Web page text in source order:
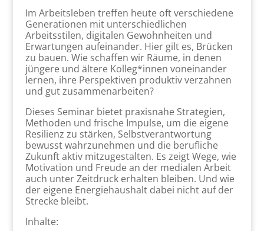
Im Arbeitsleben treffen heute oft verschiedene
Generationen mit unterschiedlichen
Arbeitsstilen, digitalen Gewohnheiten und
Erwartungen aufeinander. Hier gilt es, Brücken
zu bauen. Wie schaffen wir Räume, in denen
jüngere und ältere Kolleg*innen voneinander
lernen, ihre Perspektiven produktiv verzahnen
und gut zusammenarbeiten?
Dieses Seminar bietet praxisnahe Strategien,
Methoden und frische Impulse, um die eigene
Resilienz zu stärken, Selbstverantwortung
bewusst wahrzunehmen und die berufliche
Zukunft aktiv mitzugestalten. Es zeigt Wege, wie
Motivation und Freude an der medialen Arbeit
auch unter Zeitdruck erhalten bleiben. Und wie
der eigene Energiehaushalt dabei nicht auf der
Strecke bleibt.
Inhalte: